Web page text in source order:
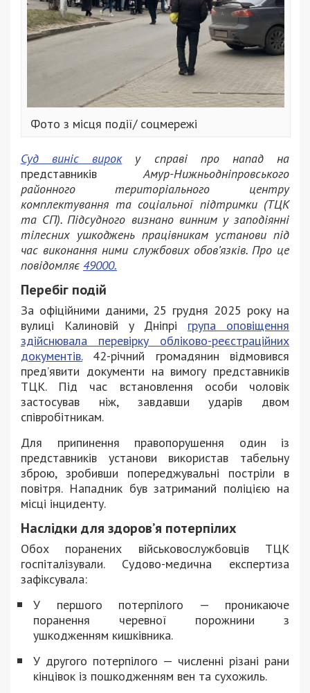
Фото з місця події/ соцмережі
Суд виніс вироку справі про напад на
представників Амур-Нижньодніпровського
районного територіального центру
комплектування та соціальної підтримки (ТЦК
та СП). Підсудного визнано винним у заподіянні
тілесних ушкоджень працівникам установи під
час виконання ними службових обов’язків. Про це
повідомляє 49000.
Перебіг подій
За офіційними даними, 25 грудня 2025 року на
вулиці Калиновій у Дніпрі група оповіщення
здійснювала перевірку обліково-реєстраційних
документів.42-річний громадянин відмовився
пред’явити документи на вимогу представників
ТЦК. Під час встановлення особи чоловік
застосував ніж, завдавши ударів двом
співробітникам.
Для припинення правопорушення один із
представників установи використав табельну
зброю, зробивши попереджувальні постріли в
повітря. Нападник був затриманий поліцією на
місці інциденту.
Наслідки для здоров’я потерпілих
Обох поранених військовослужбовців ТЦК
госпіталізували. Судово-медична експертиза
зафіксувала:
У першого потерпілого — проникаюче
поранення черевної порожнини з
ушкодженням кишківника.
У другого потерпілого — численні різані рани
кінцівок із пошкодженням вен та сухожиль.